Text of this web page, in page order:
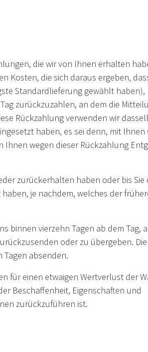
die wir von Ihnen erhalten
Kosten, die sich daraus ergeben,
Standardlieferung gewählt haben),
zurückzuzahlen, an dem die
Rückzahlung verwenden wir
haben, es sei denn, mit Ihnen
wegen dieser Rückzahlung
zurückerhalten haben oder bis Sie
je nachdem, welches der
binnen vierzehn Tagen ab dem Tag,
oder zu übergeben.
Tagen absenden.
für einen etwaigen Wertverlust der
Beschaffenheit, Eigenschaften und
zurückzuführen ist.